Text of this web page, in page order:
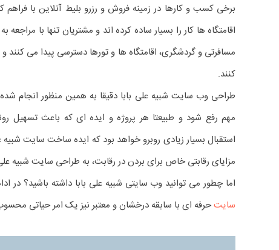
برخی کسب و کارها در زمینه فروش و رزرو بلیط آنلاین با فراهم
اقامتگاه ها کار را بسیار ساده کرده اند و مشتریان تنها با
مسافرتی و گردشگری، اقامتگاه ها و تورها دسترسی پیدا می کنند و
کنند.
طراحی وب سایت شبیه علی بابا دقیقا به همین منظور انجام
مهم رفع شود و طبیعتا هر پروژه و ایده ای که باعث تسهیل
استقبال بسیار زیادی روبرو خواهد بود که ایده ساخت سایت
مزایای رقابتی خاص برای بردن در رقابت، به طراحی سایت شبیه
اما چطور می توانید وب سایتی شبیه علی بابا داشته باشید؟ در
سایتحرفه ای با سابقه درخشان و معتبر نیز یک امر حیاتی